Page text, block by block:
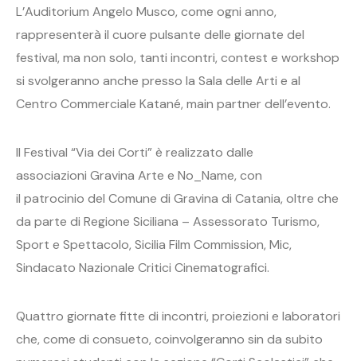
L’Auditorium Angelo Musco, come ogni anno,
rappresenterà il cuore pulsante delle giornate del
festival, ma non solo, tanti incontri, contest e workshop
si svolgeranno anche presso la Sala delle Arti e al
Centro Commerciale Katané, main partner dell’evento.
Il Festival “Via dei Corti” è realizzato dalle
associazioni Gravina Arte e No_Name, con
il patrocinio del Comune di Gravina di Catania, oltre che
da parte di Regione Siciliana – Assessorato Turismo,
Sport e Spettacolo, Sicilia Film Commission, Mic,
Sindacato Nazionale Critici Cinematografici.
Quattro giornate fitte di incontri, proiezioni e laboratori
che, come di consueto, coinvolgeranno sin da subito